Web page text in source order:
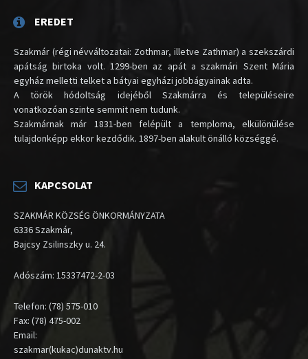
EREDET
Szakmár (régi névváltozatai: Zothmar, illetve Zathmar) a szekszárdi
apátság birtoka volt. 1299-ben az apát a szakmári Szent Mária
egyház melletti telket a bátyai egyházi jobbágyainak adta.
A török hódoltság idejéből Szakmárra és településeire
vonatkozóan szinte semmit nem tudunk.
Szakmárnak már 1831-ben felépült a temploma, elkülönülése
tulajdonképp ekkor kezdődik. 1897-ben alakult önálló községgé.
KAPCSOLAT
SZAKMÁR KÖZSÉG ÖNKORMÁNYZATA
6336 Szakmár,
Bajcsy Zsilinszky u. 24.
Adószám: 15337472-2-03
Telefon: (78) 575-010
Fax: (78) 475-002
Email:
szakmar(kukac)dunaktv.hu